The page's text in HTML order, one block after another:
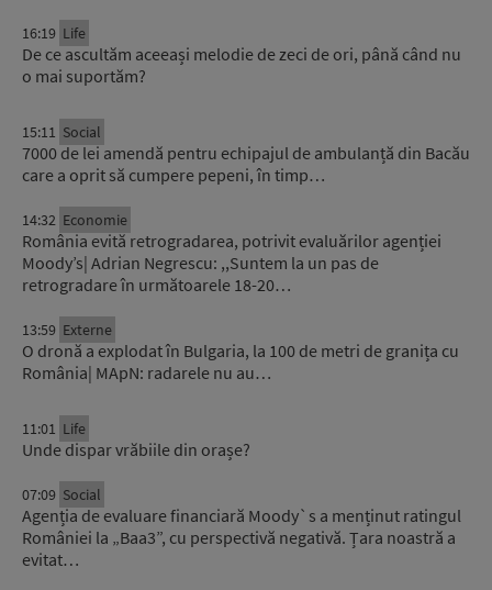
16:19 Life
De ce ascultăm aceeași melodie de zeci de ori, până când nu
o mai suportăm?
15:11 Social
7000 de lei amendă pentru echipajul de ambulanță din Bacău
care a oprit să cumpere pepeni, în timp…
14:32 Economie
România evită retrogradarea, potrivit evaluărilor agenției
Moody’s| Adrian Negrescu: ,,Suntem la un pas de
retrogradare în următoarele 18-20…
13:59 Externe
O dronă a explodat în Bulgaria, la 100 de metri de granița cu
România| MApN: radarele nu au…
11:01 Life
Unde dispar vrăbiile din orașe?
07:09 Social
Agenția de evaluare financiară Moody`s a menținut ratingul
României la „Baa3”, cu perspectivă negativă. Țara noastră a
evitat…